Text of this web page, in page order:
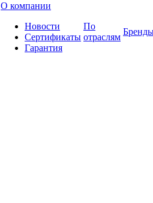
О компании
Новости
Сертификаты
Гарантия
По
отраслям